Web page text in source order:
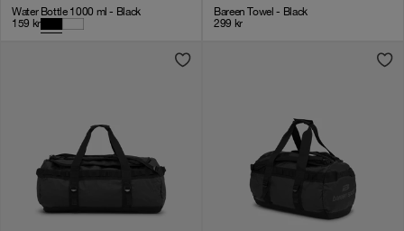
Water Bottle 1000 ml - Black
159 kr
Bareen Towel - Black
299 kr